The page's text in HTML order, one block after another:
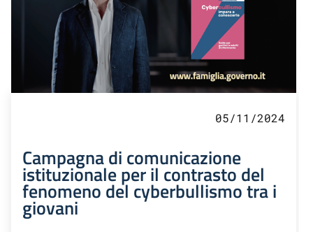
05/11/2024
Campagna di comunicazione
istituzionale per il contrasto del
fenomeno del cyberbullismo tra i
giovani